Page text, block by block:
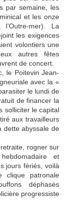
par semaine, les
et les onze
mer). La
les exigences
volontiers une
autres fêtes
de concert.
le Poitevin Jean-
avec la «
le lundi de
de financer la
solliciter le capital
aux travailleurs
dette abyssale de
rogner sur
et
jours fériés, voilà
clique patronale
déphasés
progressiste